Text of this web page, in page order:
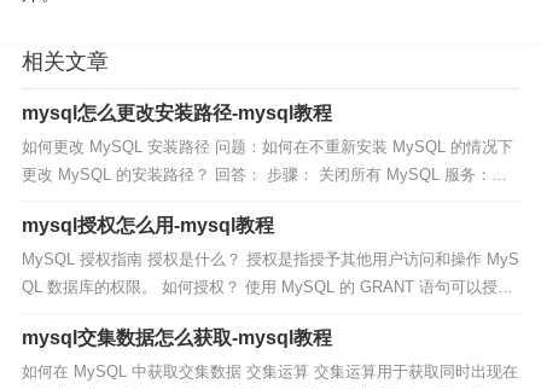
相关文章
mysql怎么更改安装路径-mysql教程
如何更改 MySQL 安装路径 问题：如何在不重新安装 MySQL 的情况下
更改 MySQL 的安装路径？ 回答： 步骤： 关闭所有 MySQL 服务：停
止 MySQL 数据库服务和其他相关服务...
mysql授权怎么用-mysql教程
MySQL 授权指南 授权是什么？ 授权是指授予其他用户访问和操作 MyS
QL 数据库的权限。 如何授权？ 使用 MySQL 的 GRANT 语句可以授予
授权。语法如下： GRANT ON TO...
mysql交集数据怎么获取-mysql教程
如何在 MySQL 中获取交集数据 交集运算 交集运算用于获取同时出现在